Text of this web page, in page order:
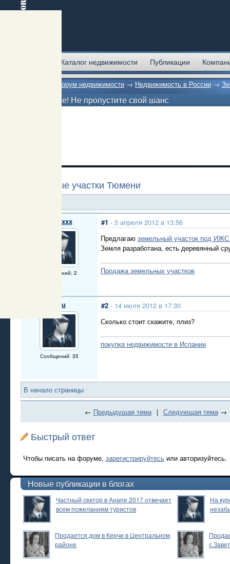
Каталог недвижимости Публикации
Форум недвижимости → Недвижимость в России →
Внимание! Не пропустите свой шанс
Земельные участки Тюмени
bashxxx
Сообщений: 2
#1 - 5 апреля 2012 в 13:56
Предлагаю земельный участок под
Земля разработана, есть деревянный
Продажа земельных участков
ksiu
Сообщений: 35
#2 - 14 июля 2012 в 17:30
Сколько стоит скажите, плиз?
покупка недвижимости в Испании
В начало страницы
← Предыдущая тема | Следующая тема→
Быстрый ответ
Чтобы писать на форуме, зарегистрируйтесь или авторизуйтесь.
Новые публикации в блогах
Частный сектор в Анапе 2017 отвечает
всем пожеланиям туристов
На
Продается дом в Керчи в Центральном
районе